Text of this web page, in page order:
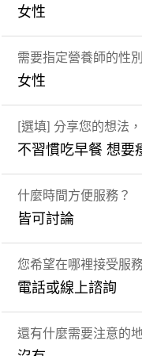
女性
需要指定營養師的性
女性
[選填] 分享您的想法
不習慣吃早餐 想要
什麼時間方便服務？
皆可討論
您希望在哪裡接受服
電話或線上諮詢
還有什麼需要注意的